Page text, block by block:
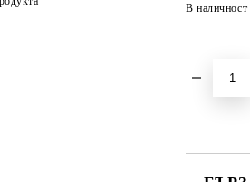
В наличност